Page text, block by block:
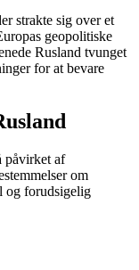
strakte sig over et
geopolitiske
Rusland tvunget
for at bevare
påvirket af
om
og forudsigelig